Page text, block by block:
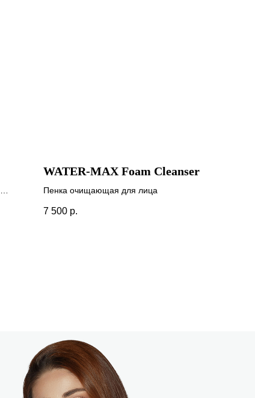
WATER-MAX Foam Cleanser
Пенка очищающая для лица
7 500 р.